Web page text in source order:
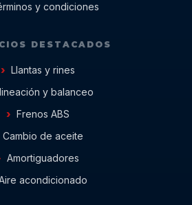
y condiciones
DESTACADOS
Llantas y rines
y balanceo
Frenos ABS
Cambio de aceite
Amortiguadores
acondicionado